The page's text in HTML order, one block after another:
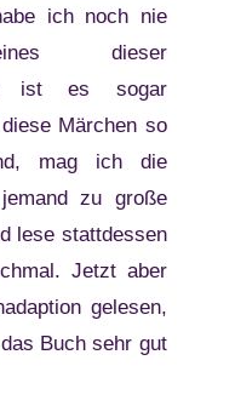
ich noch nie
dieser
ist es sogar
Märchen so
mag ich die
zu große
lese stattdessen
Jetzt aber
gelesen,
Buch sehr gut